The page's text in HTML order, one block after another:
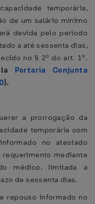
temporária,
de um salário mínimo
devida pelo período
a até sessenta dias,
no § 2º do art. 1º.
Portaria Conjunta
).
a prorrogação da
temporária com
no atestado
mediante
médico, limitada a
de sessenta dias.
repouso informado no